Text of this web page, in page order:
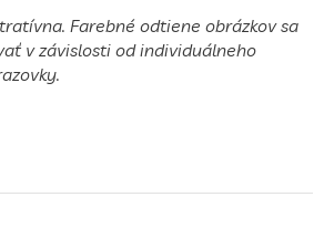
Farebné odtiene obrázkov sa
v závislosti od individuálneho